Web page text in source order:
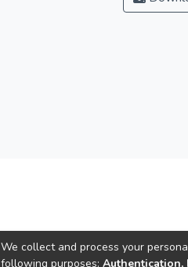
We collect and process your
following purposes: Authentication,